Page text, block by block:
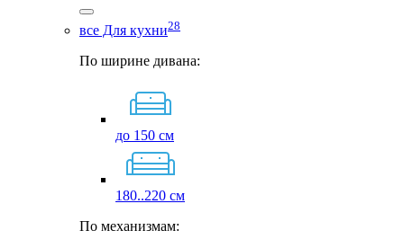
все Для кухни28
По ширине дивана:
до 150 см
180..220 см
По механизмам: